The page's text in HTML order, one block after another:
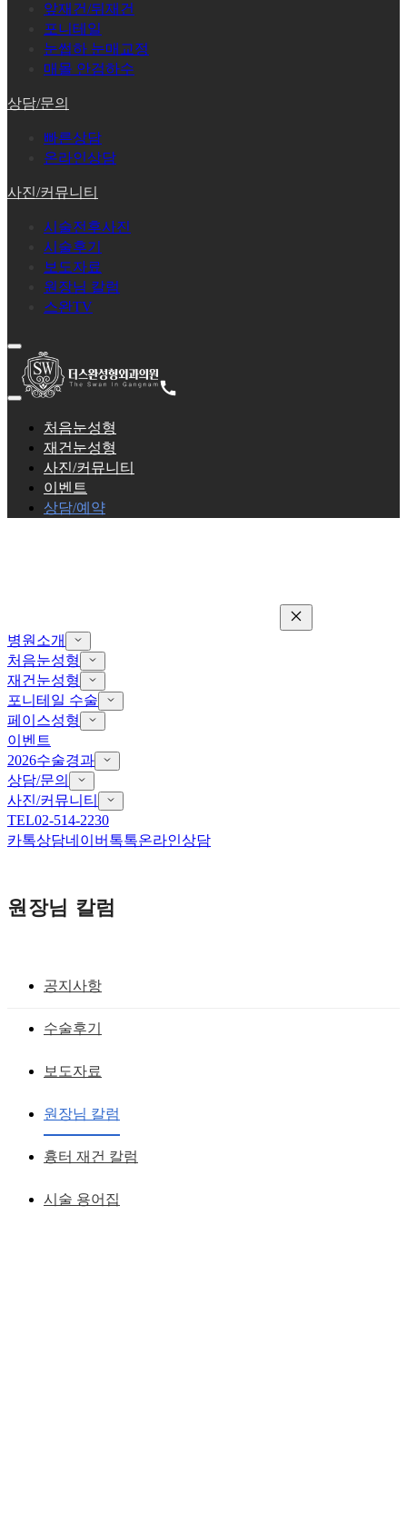
앞재건/뒤재건
포니테일
눈썹하 눈매교정
매몰 안검하수
상담/문의
빠른상담
온라인상담
사진/커뮤니티
시술전후사진
시술후기
보도자료
원장님 칼럼
스완TV
처음눈성형
재건눈성형
사진/커뮤니티
이벤트
상담/예약
병원소개
처음눈성형
재건눈성형
포니테일 수술
페이스성형
이벤트
2026수술경과
상담/문의
사진/커뮤니티
TEL02-514-2230
카톡상담네이버톡톡온라인상담
원장님 칼럼
공지사항
수술후기
보도자료
원장님 칼럼
흉터 재건 칼럼
시술 용어집
눈앞트임복원 이것만 알고 가세요
황성호 원장 작성일